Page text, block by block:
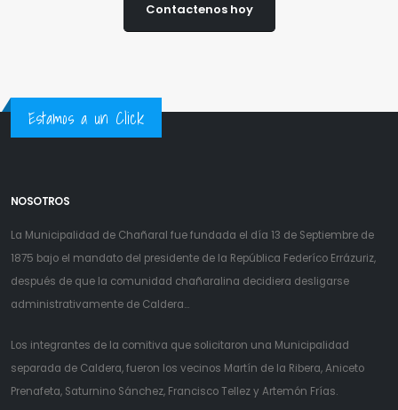
Contactenos hoy
Estamos a un Click
NOSOTROS
La Municipalidad de Chañaral fue fundada el día 13 de Septiembre de
1875 bajo el mandato del presidente de la República Federíco Errázuriz,
después de que la comunidad chañaralina decidiera desligarse
administrativamente de Caldera...
Los integrantes de la comitiva que solicitaron una Municipalidad
separada de Caldera, fueron los vecinos Martín de la Ribera, Aniceto
Prenafeta, Saturnino Sánchez, Francisco Tellez y Artemón Frías.